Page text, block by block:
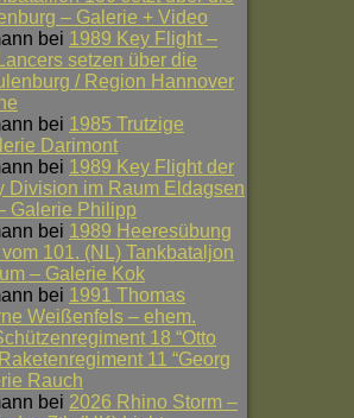
– Galerie + Video
bei 1989 Key Flight –
setzen über die
/ Region Hannover
bei 1985 Trutzige
Darimont
bei 1989 Key Flight der
Division im Raum Eldagsen
Galerie Philipp
bei 1989 Heeresübung
101. (NL) Tankbataljon
– Galerie Kok
bei 1991 Thomas
Weißenfels – ehem.
18 “Otto
11 “Georg
Rauch
bei 2026 Rhino Storm –